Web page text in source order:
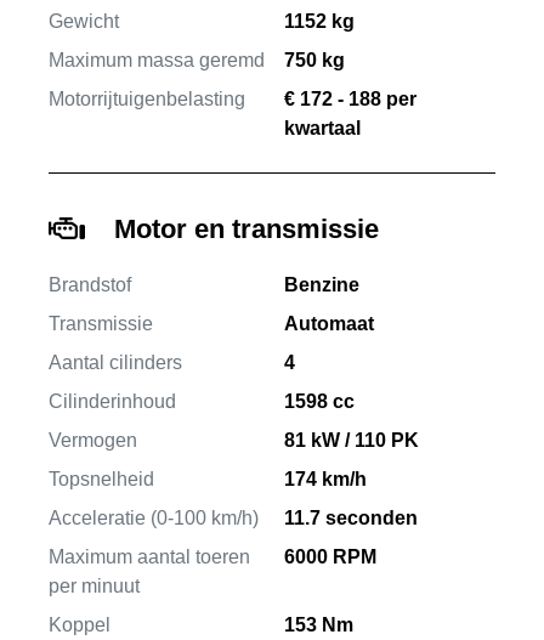
Gewicht
1152 kg
Maximum massa geremd
750 kg
Motorrijtuigenbelasting
€ 172 - 188 per
kwartaal
Motor en transmissie
Brandstof
Benzine
Transmissie
Automaat
Aantal cilinders
4
Cilinderinhoud
1598 cc
Vermogen
81 kW / 110 PK
Topsnelheid
174 km/h
Acceleratie (0-100 km/h)
11.7 seconden
Maximum aantal toeren
per minuut
6000 RPM
Koppel
153 Nm